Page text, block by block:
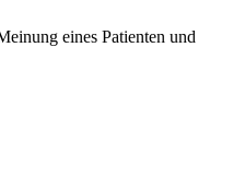
eines Patienten und